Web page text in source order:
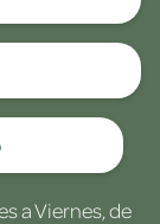
a Viernes, de